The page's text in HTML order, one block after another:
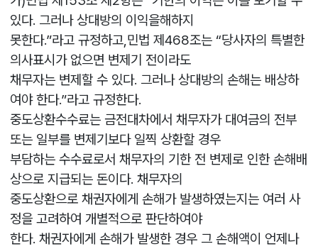
있다. 그러나 상대방의 이익을해하지
못한다.”라고 규정하고,민법 제468조는 “당사자의 특별한
의사표시가 없으면 변제기 전이라도
채무자는 변제할 수 있다. 그러나 상대방의 손해는 배상하
여야 한다.”라고 규정한다.
중도상환수수료는 금전대차에서 채무자가 대여금의 전부
또는 일부를 변제기보다 일찍 상환할 경우
부담하는 수수료로서 채무자의 기한 전 변제로 인한 손해배
상으로 지급되는 돈이다. 채무자의
중도상환으로 채권자에게 손해가 발생하였는지는 여러 사
정을 고려하여 개별적으로 판단하여야
한다. 채권자에게 손해가 발생한 경우 그 손해액이 언제나